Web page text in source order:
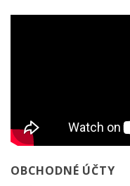
OBCHODNÉ ÚČTY